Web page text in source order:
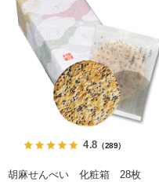
4.8（289）
胡麻せんべい 化粧箱 28枚